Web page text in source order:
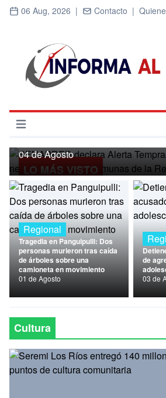
06 Aug, 2026 | Contacto |
Abrir menú
Inicio
Cultura
Deportes
Economía
Entrevistas
Nacional
Política
Regional
LO MÁS VISTO
Regional
SENAPRED declara
Preventiva por nevadas
04 de Agosto
Regional
Tragedia en Panguipulli: Dos
personas murieron tras caída
de árboles sobre una
camioneta en movimiento
01 de Agosto
de
03 de
Cultura